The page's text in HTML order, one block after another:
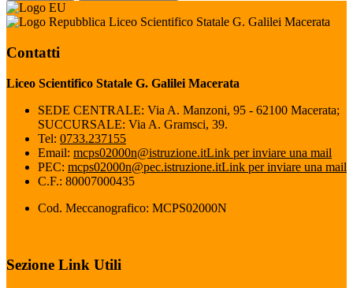
Liceo Scientifico Statale G. Galilei Macerata
Contatti
Liceo Scientifico Statale G. Galilei Macerata
SEDE CENTRALE: Via A. Manzoni, 95 - 62100 Macerata;
SUCCURSALE: Via A. Gramsci, 39.
Tel: 0733.237155
Email: mcps02000n@istruzione.itLink per inviare una mail
PEC: mcps02000n@pec.istruzione.itLink per inviare una mail
C.F.: 80007000435
Cod. Meccanografico: MCPS02000N
Sezione Link Utili